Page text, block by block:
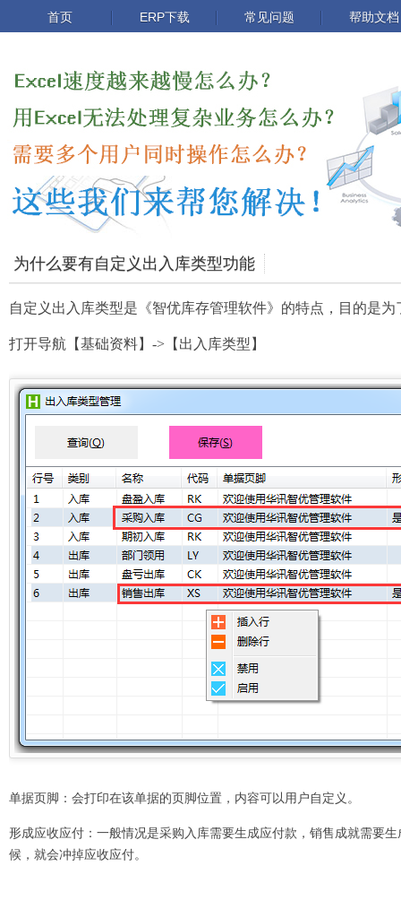
首页 ERP下载 常见问题 帮助文档
为什么要有自定义出入库类型功能
自定义出入库类型是《智优库存管理软件》的特点，目的是
打开导航【基础资料】->【出入库类型】
单据页脚：会打印在该单据的页脚位置，内容可以用户自定义。
形成应收应付：一般情况是采购入库需要生成应付款，销售成就需要
候，就会冲掉应收应付。